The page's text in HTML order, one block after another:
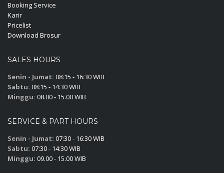
Booking Service
Karir
Pricelist
Download Brosur
SALES HOURS
Senin - Jumat: 08:15 - 16:30 WIB
Sabtu: 08:15 - 14:30 WIB
Minggu: 08.00 - 15.00 WIB
SERVICE & PART HOURS
Senin - Jumat: 07:30 - 16:30 WIB
Sabtu: 07:30 - 14:30 WIB
Minggu: 09.00 - 15.00 WIB